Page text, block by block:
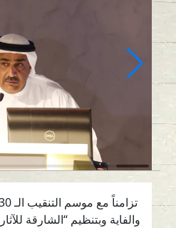
والفاية وبتنظيم “الشارقة للآثار”